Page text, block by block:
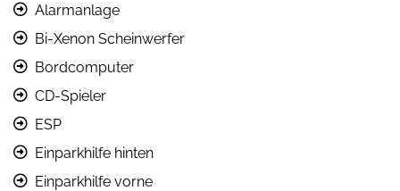
Alarmanlage
Bi-Xenon Scheinwerfer
Bordcomputer
CD-Spieler
ESP
Einparkhilfe hinten
Einparkhilfe vorne